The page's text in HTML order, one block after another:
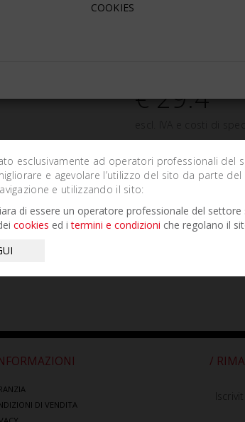
€ 29.4
DESCRIZIONE
DI VENDITA
/
esclusivamente ad operatori professionali del
e agevolare l’utilizzo del sito da parte del
e utilizzando il sito:
di essere un operatore professionale del settore
cookies ed itermini e condizioni che regolano il
COOKIES